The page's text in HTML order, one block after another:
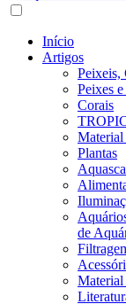
Início
Artigos
Peixeis,
Peixes
Corais
Material
Plantas
de